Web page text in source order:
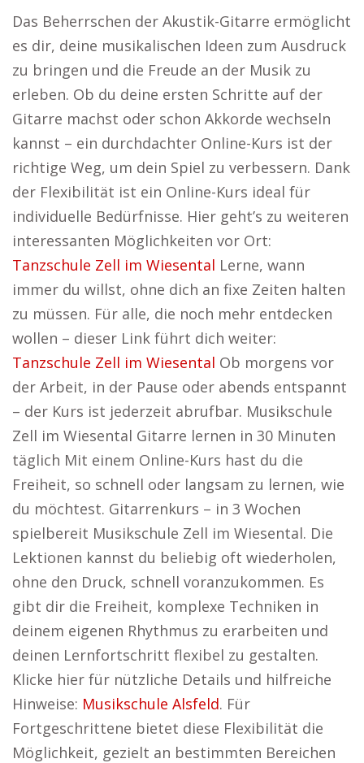
Das Beherrschen der Akustik-Gitarre ermöglicht
es dir, deine musikalischen Ideen zum Ausdruck
zu bringen und die Freude an der Musik zu
erleben. Ob du deine ersten Schritte auf der
Gitarre machst oder schon Akkorde wechseln
kannst – ein durchdachter Online-Kurs ist der
richtige Weg, um dein Spiel zu verbessern. Dank
der Flexibilität ist ein Online-Kurs ideal für
individuelle Bedürfnisse. Hier geht’s zu weiteren
interessanten Möglichkeiten vor Ort:
Tanzschule Zell im Wiesental Lerne, wann
immer du willst, ohne dich an fixe Zeiten halten
zu müssen. Für alle, die noch mehr entdecken
wollen – dieser Link führt dich weiter:
Tanzschule Zell im Wiesental Ob morgens vor
der Arbeit, in der Pause oder abends entspannt
– der Kurs ist jederzeit abrufbar. Musikschule
Zell im Wiesental Gitarre lernen in 30 Minuten
täglich Mit einem Online-Kurs hast du die
Freiheit, so schnell oder langsam zu lernen, wie
du möchtest. Gitarrenkurs – in 3 Wochen
spielbereit Musikschule Zell im Wiesental. Die
Lektionen kannst du beliebig oft wiederholen,
ohne den Druck, schnell voranzukommen. Es
gibt dir die Freiheit, komplexe Techniken in
deinem eigenen Rhythmus zu erarbeiten und
deinen Lernfortschritt flexibel zu gestalten.
Klicke hier für nützliche Details und hilfreiche
Hinweise: Musikschule Alsfeld. Für
Fortgeschrittene bietet diese Flexibilität die
Möglichkeit, gezielt an bestimmten Bereichen